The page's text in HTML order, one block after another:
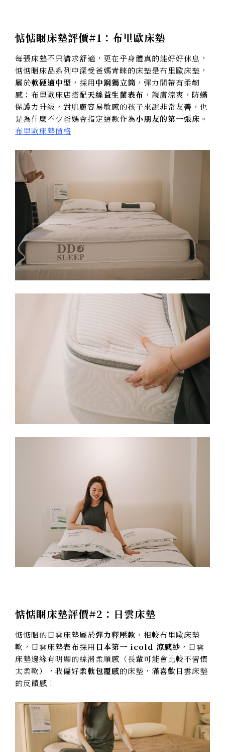
惦惦睏床墊評價#1：布里歐床墊
每張床墊不只講求舒適，更在乎身體真的能好好休息，
惦惦睏床品系列中深受爸媽青睞的床墊是布里歐床墊，
屬於軟硬適中型 ，採用中鋼獨立筒 ，彈力間帶有柔韌
感；布里歐床店搭配天絲益生菌表布 ，親膚涼爽，防蟎
保護力升級，對肌膚容易敏感的孩子來說非常友善，也
是為什麼不少爸媽會指定這款作為小朋友的第一張床 。
布里歐床墊價格
惦惦睏床墊評價#2：日雲床墊
惦惦睏的日雲床墊屬於彈力釋壓款 ，相較布里歐床墊
軟，日雲床墊表布採用 日本第一 icold 涼感紗 ，日雲
床墊邊緣有明顯的絲滑柔順感（長輩可能會比較不習慣
太柔軟），我偏好柔軟包覆感的床墊，滿喜歡日雲床墊
的反饋感！